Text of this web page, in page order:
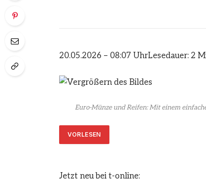
20.05.2026 – 08:07 UhrLesedauer: 2
Euro-Münze und Reifen: Mit einem
VORLESEN
Jetzt neu bei t-online: